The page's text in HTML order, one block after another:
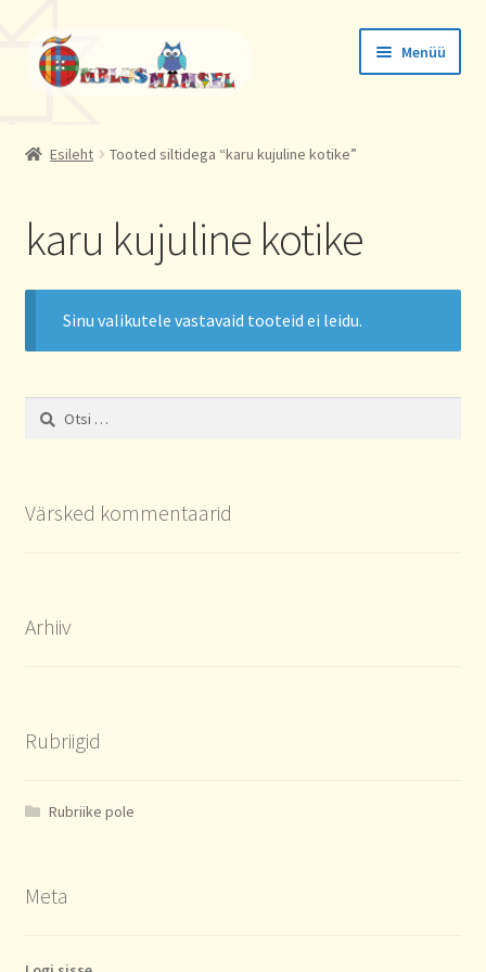
Liigu
navigeerimisele
Liigu
sisu
juurde
Menüü
Aadressid
Esileht Tooted siltidega “karu kujuline kotike”
karu kujuline kotike
Sinu valikutele vastavaid tooteid ei leidu.
Otsi:
Värsked kommentaarid
Arhiiv
Rubriigid
Rubriike pole
Meta